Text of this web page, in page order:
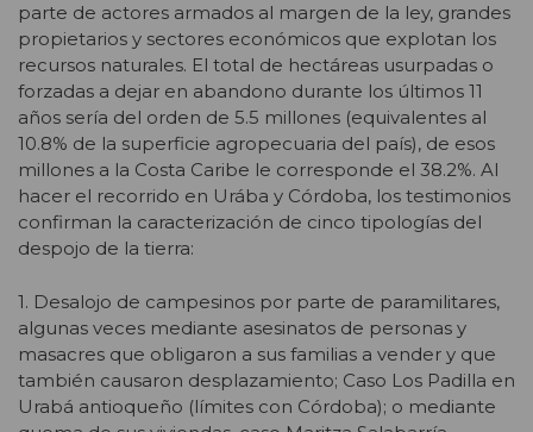
parte de actores armados al margen de la ley, grandes
propietarios y sectores económicos que explotan los
recursos naturales. El total de hectáreas usurpadas o
forzadas a dejar en abandono durante los últimos 11
años sería del orden de 5.5 millones (equivalentes al
10.8% de la superficie agropecuaria del país), de esos
millones a la Costa Caribe le corresponde el 38.2%. Al
hacer el recorrido en Urába y Córdoba, los testimonios
confirman la caracterización de cinco tipologías del
despojo de la tierra:
1. Desalojo de campesinos por parte de paramilitares,
algunas veces mediante asesinatos de personas y
masacres que obligaron a sus familias a vender y que
también causaron desplazamiento; Caso Los Padilla en
Urabá antioqueño (límites con Córdoba); o mediante